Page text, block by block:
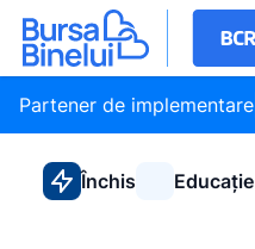
Partener de implementare
Închis Educație